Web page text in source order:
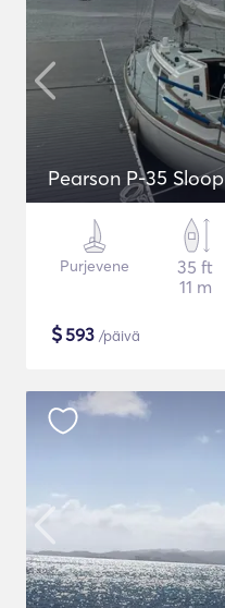
Pearson P-35 Sloop
Purjevene
35 ft
11 m
$593 /päivä